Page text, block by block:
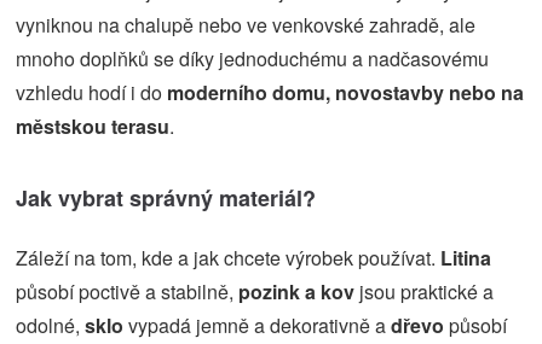
vyniknou na chalupě nebo ve venkovské zahradě, ale
mnoho doplňků se díky jednoduchému a nadčasovému
vzhledu hodí i do moderního domu, novostavby nebo na
městskou terasu.
Jak vybrat správný materiál?
Záleží na tom, kde a jak chcete výrobek používat. Litina
působí poctivě a stabilně, pozink a kov jsou praktické a
odolné,sklo vypadá jemně a dekorativně adřevo působí